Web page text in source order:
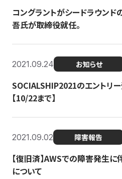
コングラントがシードラウン
吾氏が取締役就任。
2021.09.24 お知らせ
SOCIALSHIP2021のエントリー
【10/22まで】
2021.09.02 障害報告
【復旧済】AWSでの障害発生
について